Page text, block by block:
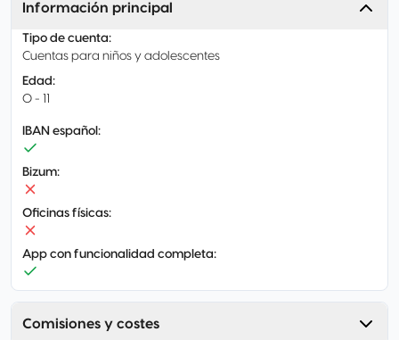
Información principal
Tipo de cuenta:
Cuentas para niños y adolescentes
Edad:
0 - 11
IBAN español :
Bizum:
Oficinas físicas:
App con funcionalidad completa:
Comisiones y costes